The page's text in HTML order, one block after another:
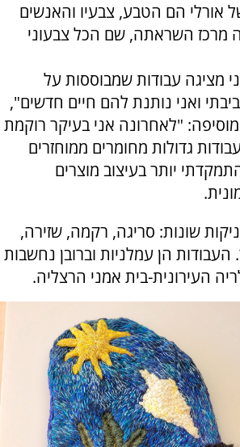
אורלי הם הטבע, צבעיו והאנשים
מרכז השראתה, שם הכל צבעוני
מציגה עבודות שמבוססות על
ואני נותנת להם חיים חדשים",
"לאחרונה אני בעיקר רוקמת
גדולות מחומרים ממוחזרים
יותר בעיצוב מוצרים
.
שונות: סריגה, רקמה, שזירה,
העבודות הן עמלניות וברובן נחשבות
העירונית-בית אמני הרצליה.